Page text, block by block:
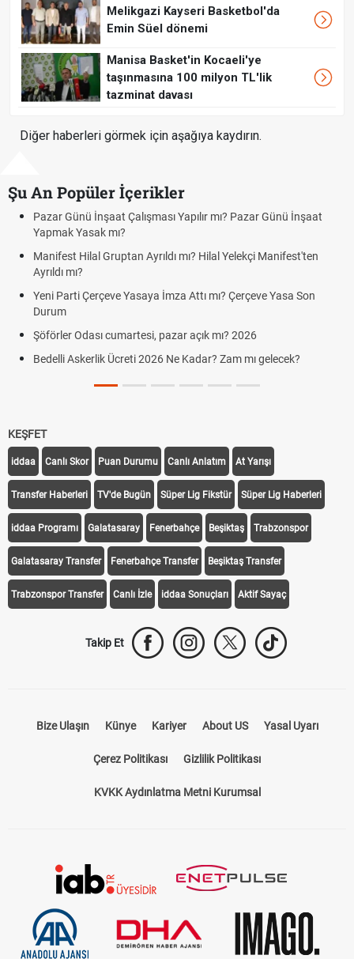
Melikgazi Kayseri Basketbol'da
Emin Süel dönemi
Manisa Basket'in Kocaeli'ye
taşınmasına 100 milyon TL'lik
tazminat davası
Diğer haberleri görmek için aşağıya kaydırın.
Şu An Popüler İçerikler
Pazar Günü İnşaat Çalışması Yapılır mı? Pazar Günü İnşaat
Yapmak Yasak mı?
Manifest Hilal Gruptan Ayrıldı mı? Hilal Yelekçi Manifest'ten
Ayrıldı mı?
Yeni Parti Çerçeve Yasaya İmza Attı mı? Çerçeve Yasa Son
Durum
Şöförler Odası cumartesi, pazar açık mı? 2026
Bedelli Askerlik Ücreti 2026 Ne Kadar? Zam mı gelecek?
KEŞFET
iddaa Canlı Skor Puan Durumu Canlı Anlatım At Yarışı
Transfer Haberleri TV'de Bugün Süper Lig Fikstür Süper Lig Haberleri
iddaa Programı Galatasaray Fenerbahçe Beşiktaş Trabzonspor
Galatasaray Transfer Fenerbahçe Transfer Beşiktaş Transfer
Trabzonspor Transfer Canlı İzle iddaa Sonuçları Aktif Sayaç
Takip Et
Bize Ulaşın Künye Kariyer About US Yasal Uyarı
Çerez Politikası Gizlilik Politikası
KVKK Aydınlatma Metni Kurumsal